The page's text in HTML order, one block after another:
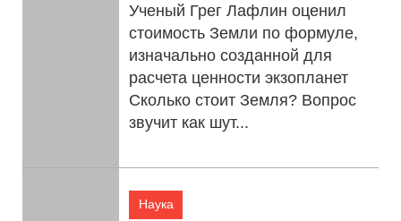
Ученый Грег Лафлин оценил
стоимость Земли по формуле,
изначально созданной для
расчета ценности экзопланет
Сколько стоит Земля? Вопрос
звучит как шут...
Наука